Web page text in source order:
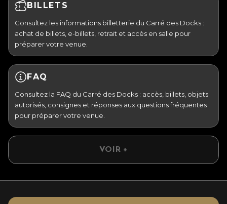
BILLETS
Consultez les informations billetterie du Carré des Docks :
achat de billets, e-billets, retrait et accès en salle pour
préparer votre venue.
FAQ
Consultez la FAQ du Carré des Docks : accès, billets, objets
autorisés, consignes et réponses aux questions fréquentes
pour préparer votre venue.
VOIR +